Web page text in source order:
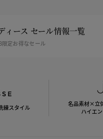
ィース セール情報一覧
限定お得なセール
練スタイル
名品素材×立
ハイエ